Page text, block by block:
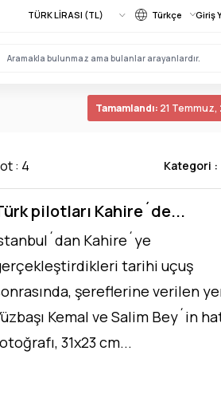
Türkçe Giriş
Tamamlandı: 21 Temmuz,
: 4 Kategori :
pilotları Kahire´de...
Kahire´ye
tarihi uçuş
şereflerine verilen
Kemal ve Salim Bey´in
31x23 cm...